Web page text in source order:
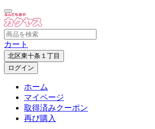
カート
北区東十条１丁目
ログイン
ホーム
マイページ
取得済みクーポン
再び購入